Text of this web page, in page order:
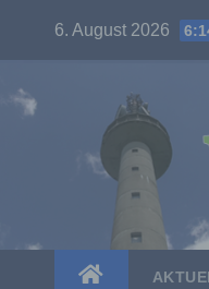
6. August 2026